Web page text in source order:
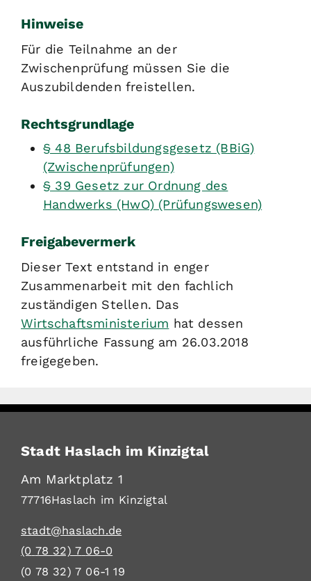
Hinweise
Für die Teilnahme an der
Zwischenprüfung müssen Sie die
Auszubildenden freistellen.
Rechtsgrundlage
§ 48 Berufsbildungsgesetz (BBiG)
(Zwischenprüfungen)
§ 39 Gesetz zur Ordnung des
Handwerks (HwO) (Prüfungswesen)
Freigabevermerk
Dieser Text entstand in enger
Zusammenarbeit mit den fachlich
zuständigen Stellen. Das
Wirtschaftsministerium hat dessen
ausführliche Fassung am 26.03.2018
freigegeben.
Stadt Haslach im Kinzigtal
Am Marktplatz 1
77716Haslach im Kinzigtal
stadt@haslach.de
(0 78 32) 7 06-0
(0 78 32) 7 06-1 19